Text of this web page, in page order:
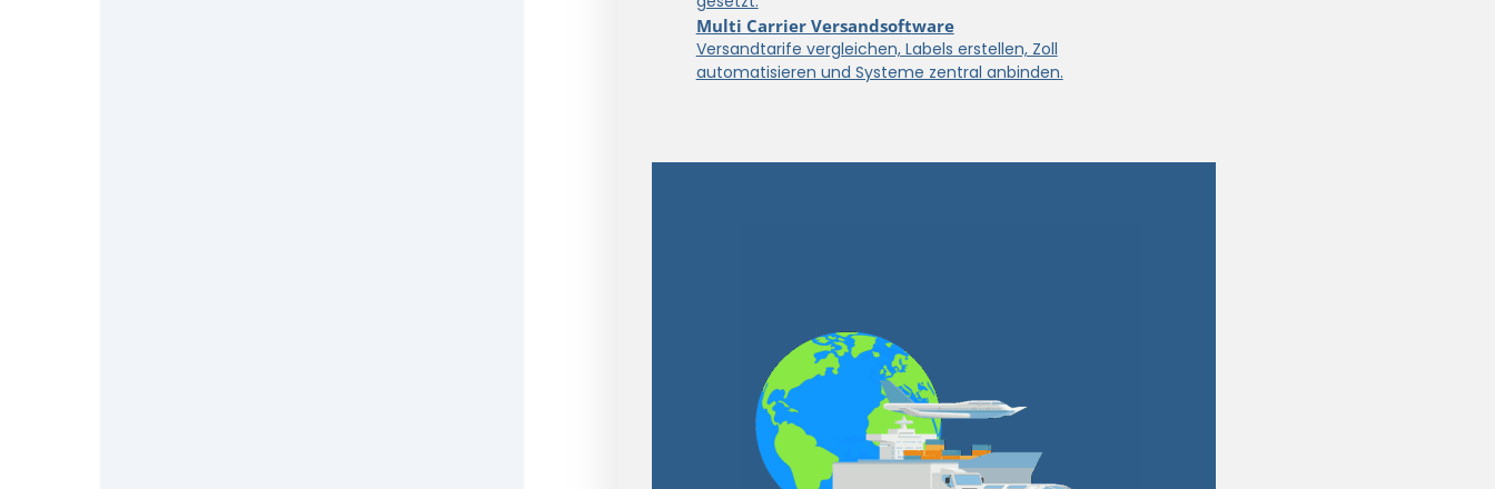
Multi Carrier Versandsoftware
Versandtarife vergleichen, Labels erstellen, Zoll
automatisieren und Systeme zentral anbinden.